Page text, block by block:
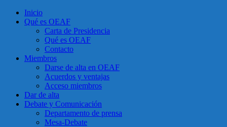
Inicio
Qué es OEAF
Carta de Presidencia
Qué es OEAF
Contacto
Miembros
Darse de alta en OEAF
Acuerdos y ventajas
Acceso miembros
Dar de alta
Debate y Comunicación
Departamento de prensa
Mesa-Debate